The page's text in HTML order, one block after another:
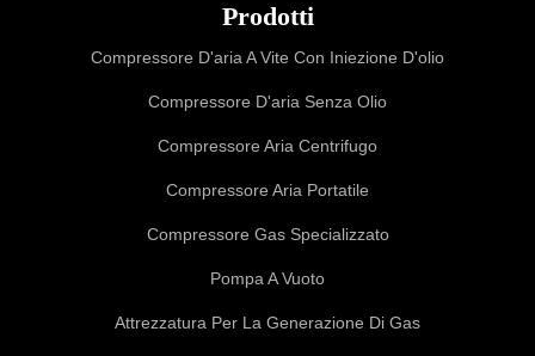
Prodotti
Compressore D'aria A Vite Con Iniezione D'olio
Compressore D'aria Senza Olio
Compressore Aria Centrifugo
Compressore Aria Portatile
Compressore Gas Specializzato
Pompa A Vuoto
Attrezzatura Per La Generazione Di Gas